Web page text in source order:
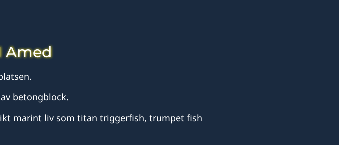
Amed
betongblock.
marint liv som titan triggerfish, trumpet fish